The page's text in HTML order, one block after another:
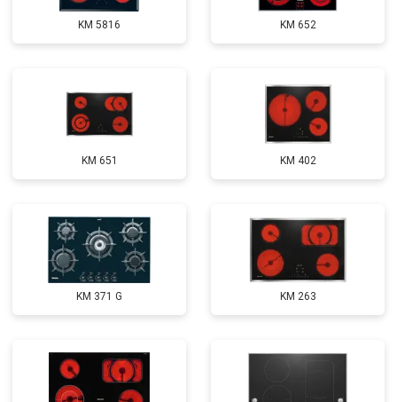
KM 5816 KM 652
KM 651 KM 402
KM 371 G KM 263